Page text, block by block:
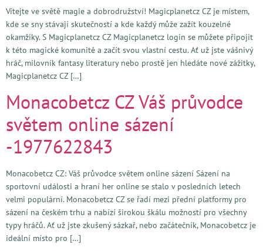
Vítejte ve světě magie a dobrodružství! Magicplanetcz CZ je místem,
kde se sny stávají skutečností a kde každý může zažít kouzelné
okamžiky. S Magicplanetcz CZ Magicplanetcz login se můžete připojit
k této magické komunitě a začít svou vlastní cestu. Ať už jste vášnivý
hráč, milovník fantasy literatury nebo prostě jen hledáte nové zážitky,
Magicplanetcz CZ […]
Monacobetcz CZ Váš průvodce
světem online sázení
-1977622843
Monacobetcz CZ: Váš průvodce světem online sázení Sázení na
sportovní události a hraní her online se stalo v posledních letech
velmi populární. Monacobetcz CZ se řadí mezi přední platformy pro
sázení na českém trhu a nabízí širokou škálu možností pro všechny
typy hráčů. Ať už jste zkušený sázkař, nebo začátečník, Monacobetcz je
ideální místo pro […]